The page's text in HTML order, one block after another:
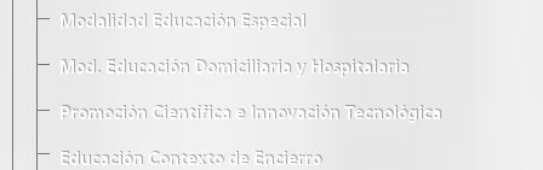
Modalidad Educación Especial
Mod. Educación Domiciliaria y Hospitalaria
Promoción Científica e Innovación Tecnológica
Educación Contexto de Encierro